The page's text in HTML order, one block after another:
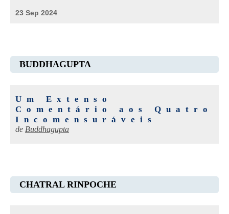
23 Sep 2024
BUDDHAGUPTA
Um Extenso
Comentário aos Quatro
Incomensuráveis
de Buddhagupta
CHATRAL RINPOCHE